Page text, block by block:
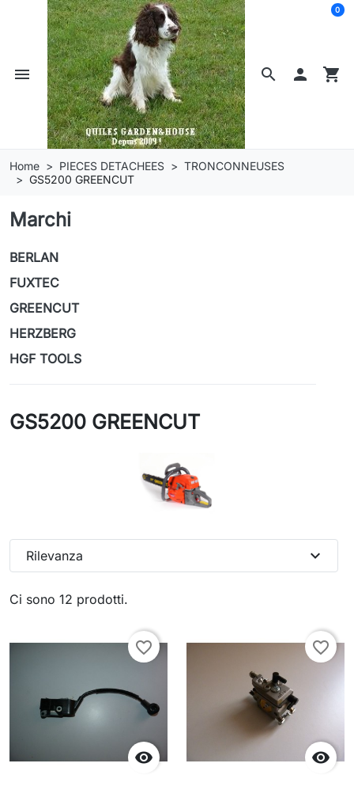
search
menu  shopping_cart
0
Home PIECES DETACHEES
TRONCONNEUSES
GS5200 GREENCUT
Marchi
BERLAN
FUXTEC
GREENCUT
HERZBERG
HGF TOOLS
GS5200 GREENCUT
Ci sono 12 prodotti.
Rilevanza expand_more

favorite_border

favorite_border